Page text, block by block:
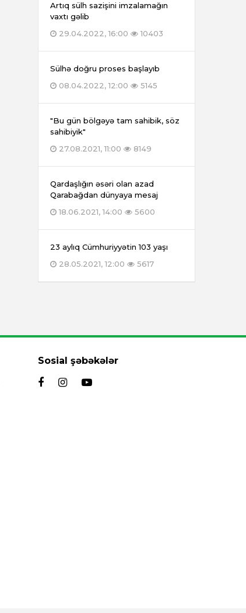
Artıq sülh sazişini imzalamağın
vaxtı gəlib
29.04.2022, 16:00
10403
Sülhə doğru proses başlayıb
08.04.2022, 12:00
5145
"Bu gün bölgəyə tam sahibik, söz
sahibiyik"
27.08.2021, 11:00
8149
Qardaşlığın əsəri olan azad
Qarabağdan dünyaya mesaj
18.06.2021, 14:00
5600
23 aylıq Cümhuriyyətin 103 yaşı
28.05.2021, 12:00
5617
Sosial şəbəkələr